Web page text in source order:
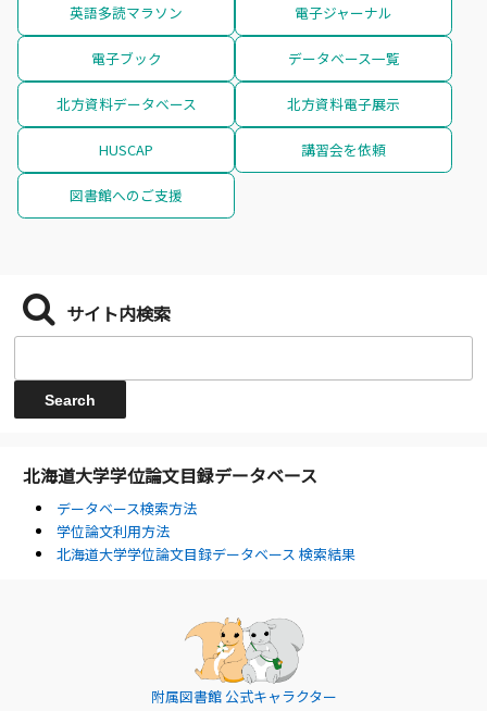
英語多読マラソン 電子ジャーナル
電子ブック データベース一覧
北方資料データベース 北方資料電子展示
HUSCAP 講習会を依頼
図書館へのご支援
サイト内検索
北海道大学学位論文目録データベース
データベース検索方法
学位論文利用方法
北海道大学学位論文目録データベース 検索結果
附属図書館 公式キャラクター